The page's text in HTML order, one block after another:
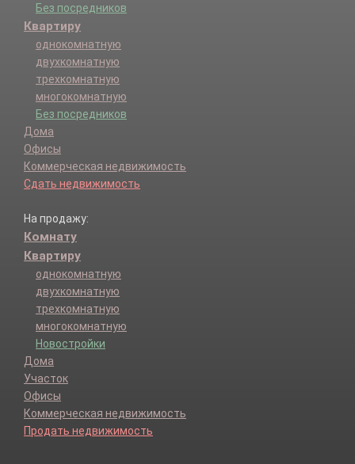
Без посредников
Квартиру
однокомнатную
двухкомнатную
трехкомнатную
многокомнатную
Без посредников
Дома
Офисы
Коммерческая недвижимость
Сдать недвижимость
На продажу:
Комнату
Квартиру
однокомнатную
двухкомнатную
трехкомнатную
многокомнатную
Новостройки
Дома
Участок
Офисы
Коммерческая недвижимость
Продать недвижимость